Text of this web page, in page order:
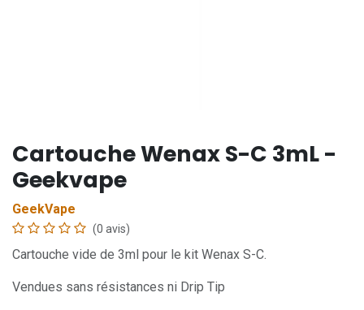
Cartouche Wenax S-C 3mL -
Geekvape
GeekVape
(0 avis)
Cartouche vide de 3ml pour le kit Wenax S-C.
Vendues sans résistances ni Drip Tip